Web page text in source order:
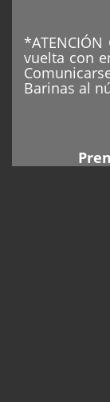
*ATENCIÓN
vuelta con
Barinas al